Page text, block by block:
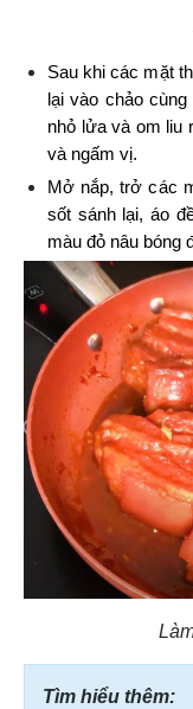
Sau khi các mặt
lại vào chảo
nhỏ lửa và om liu
và ngấm vị.
Mở nắp, trở các
sốt sánh lại, áo
màu đỏ nâu bóng
Tìm hiểu thêm: